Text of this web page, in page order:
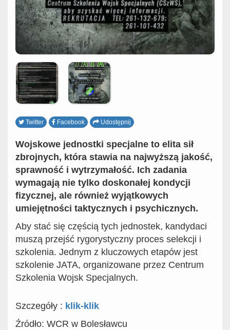
Twitter Facebook Udostępnij
Wojskowe jednostki specjalne to elita sił
zbrojnych, która stawia na najwyższą jakość,
sprawność i wytrzymałość. Ich zadania
wymagają nie tylko doskonałej kondycji
fizycznej, ale również wyjątkowych
umiejętności taktycznych i psychicznych.
Aby stać się częścią tych jednostek, kandydaci
muszą przejść rygorystyczny proces selekcji i
szkolenia. Jednym z kluczowych etapów jest
szkolenie JATA, organizowane przez Centrum
Szkolenia Wojsk Specjalnych.
Szczegóły : klik-klik
Źródło: WCR w Bolesławcu